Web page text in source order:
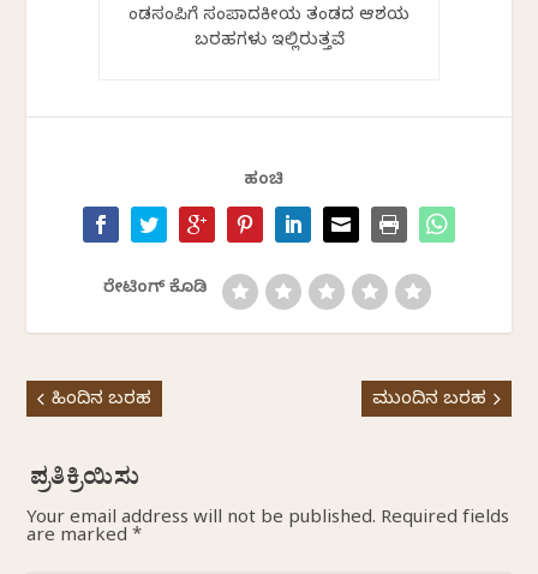
ಕೆಂಡಸಂಪಿಗೆ ಸಂಪಾದಕೀಯ ತಂಡದ ಆಶಯ
ಬರಹಗಳು ಇಲ್ಲಿರುತ್ತವೆ
ಹಂಚಿ
ರೇಟಿಂಗ್ ಕೊಡಿ
ಹಿಂದಿನ ಬರಹ ಮುಂದಿನ ಬರಹ
Your email address will not be published. Required fields
are marked*